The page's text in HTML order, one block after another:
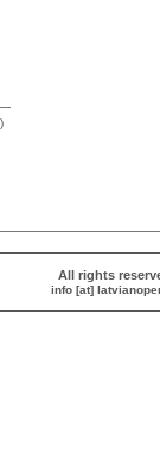
All rights
info [at]